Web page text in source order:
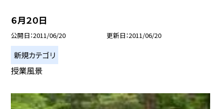
６月２０日
公開日 2011/06/20 更新日 2011/06/20
新規カテゴリ
授業風景